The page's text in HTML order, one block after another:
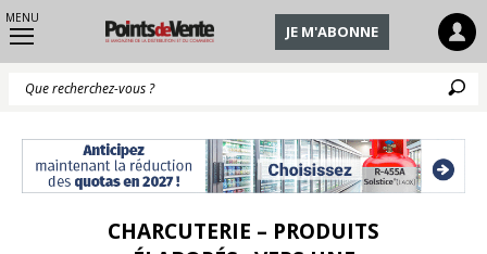
MENU
JE M'ABONNE
CHARCUTERIE – PRODUITS